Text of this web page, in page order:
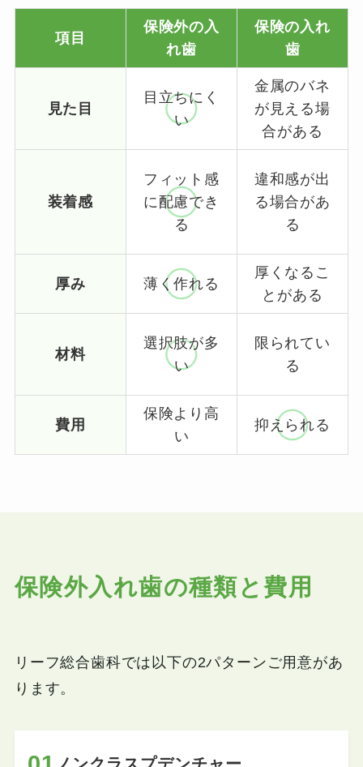
項目
保険外の入
れ歯
保険の入れ
歯
見た目
目立ちにく
い
金属のバネ
が見える場
合がある
装着感
フィット感
に配慮でき
る
違和感が出
る場合があ
る
厚み 薄く作れる
厚くなるこ
とがある
材料
選択肢が多
い
限られてい
る
費用
保険より高
い
抑えられる
保険外入れ歯の種類と費用
リーフ総合歯科では以下の2パターンご用意があ
ります。